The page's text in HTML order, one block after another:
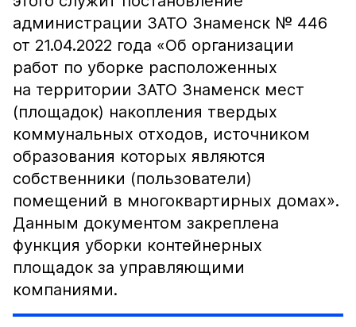
администрации ЗАТО Знаменск № 446
от 21.04.2022 года «Об организации
работ по уборке расположенных
на территории ЗАТО Знаменск мест
(площадок) накопления твердых
коммунальных отходов, источником
образования которых являются
собственники (пользователи)
помещений в многоквартирных домах».
Данным документом закреплена
функция уборки контейнерных
площадок за управляющими
компаниями.